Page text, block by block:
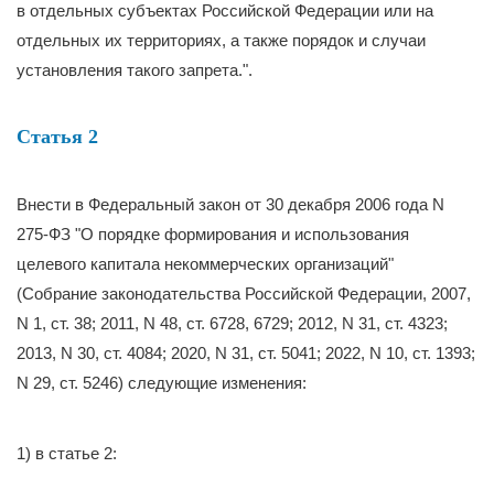
в отдельных субъектах Российской Федерации или на
отдельных их территориях, а также порядок и случаи
установления такого запрета.".
Статья 2
Внести в Федеральный закон от 30 декабря 2006 года N
275-ФЗ "О порядке формирования и использования
целевого капитала некоммерческих организаций"
(Собрание законодательства Российской Федерации, 2007,
N 1, ст. 38; 2011, N 48, ст. 6728, 6729; 2012, N 31, ст. 4323;
2013, N 30, ст. 4084; 2020, N 31, ст. 5041; 2022, N 10, ст. 1393;
N 29, ст. 5246) следующие изменения:
1) в статье 2: